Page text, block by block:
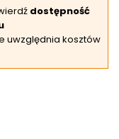
dostępność
uwzględnia kosztów